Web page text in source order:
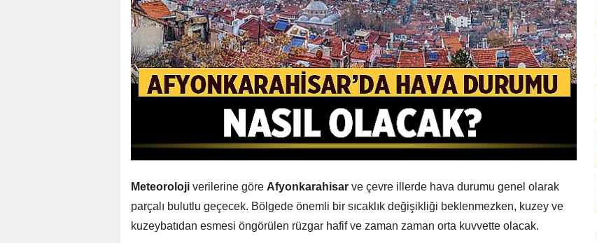
Meteoroloji verilerine göre Afyonkarahisar ve çevre illerde hava durumu genel olarak
parçalı bulutlu geçecek. Bölgede önemli bir sıcaklık değişikliği beklenmezken, kuzey ve
kuzeybatıdan esmesi öngörülen rüzgar hafif ve zaman zaman orta kuvvette olacak.